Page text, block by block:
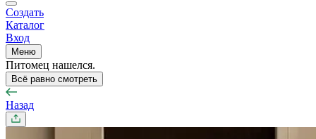
Создать
Каталог
Вход
Меню
Питомец нашелся.
Всё равно смотреть
Назад